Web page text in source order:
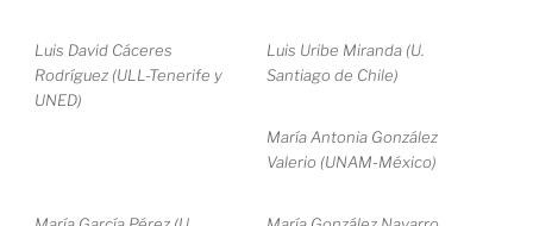
Luis David Cáceres
Rodríguez (ULL-Tenerife y
UNED)
Luis Uribe Miranda (U.
Santiago de Chile)
María Antonia González
Valerio (UNAM-México)